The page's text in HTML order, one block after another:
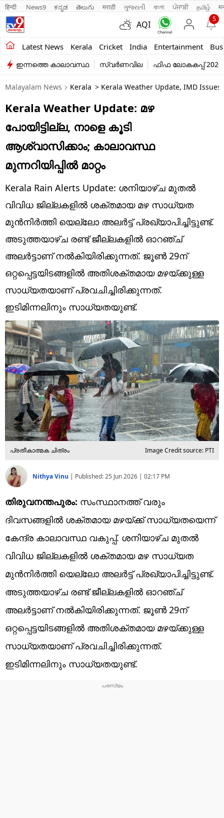
हिन्दी News9 ಕನ್ನಡ తెలుగు मराठी ગુજરાતી বাংলা ਪੰਜਾਬੀ தமிழ்
AQI
5
Latest News Kerala Cricket India Entertainment
Kerala
India
Entertainment
Business
Education
Lifestyle
world
Technology
Religion
Web Story
Photo
Short Videos
ഇന്നത്തെ കാലാവസ്ഥ സ്വർണവില ഫിഫ ലോകകപ്പ് 2026
Malayalam News Kerala > Kerala Weather Update, IMD
Kerala Weather Update: മഴ
പോയിട്ടില്ല, നാളെ കൂടി
ആശ്വാസിക്കാം; കാലാവസ്ഥ
മുന്നറിയിപ്പിൽ മാറ്റം
Kerala Rain Alerts Update: ശനിയാഴ്ച മുതൽ
വിവിധ ജില്ലകളിൽ ശക്തമായ മഴ സാധ്യത
മുൻനിർത്തി യെല്ലോ അലർട്ട് പ്രഖ്യാപിച്ചിട്ടുണ്ട്.
അടുത്തയാഴ്ച രണ്ട് ജീല്ലകളിൽ ഓറഞ്ച്
അലർട്ടാണ് നൽകിയിരിക്കുന്നത്. ജൂൺ 29ന്
ഒറ്റപ്പെട്ടയിടങ്ങളിൽ അതിശക്തമായ മഴയ്ക്കുള്ള
സാധ്യതയാണ് പ്രവചിച്ചിരിക്കുന്നത്.
ഇടിമിന്നലിനും സാധ്യതയുണ്ട്.
പ്രതീകാത്മക ചിത്രം Image Credit source: PTI
Nithya Vinu | Published:25 Jun 2026 | 02:17 PM
തിരുവനന്തപുരം: സംസ്ഥാനത്ത് വരും
ദിവസങ്ങളിൽ ശക്തമായ മഴയ്ക്ക് സാധ്യതയെന്ന്
കേന്ദ്ര കാലാവസ്ഥ വകുപ്പ്. ശനിയാഴ്ച മുതൽ
വിവിധ ജില്ലകളിൽ ശക്തമായ മഴ സാധ്യത
മുൻനിർത്തി യെല്ലോ അലർട്ട് പ്രഖ്യാപിച്ചിട്ടുണ്ട്.
അടുത്തയാഴ്ച രണ്ട് ജീല്ലകളിൽ ഓറഞ്ച്
അലർട്ടാണ് നൽകിയിരിക്കുന്നത്. ജൂൺ 29ന്
ഒറ്റപ്പെട്ടയിടങ്ങളിൽ അതിശക്തമായ മഴയ്ക്കുള്ള
സാധ്യതയാണ് പ്രവചിച്ചിരിക്കുന്നത്.
ഇടിമിന്നലിനും സാധ്യതയുണ്ട്.